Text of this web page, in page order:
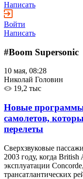
Написать
Войти
Написать
#Boom Supersonic
10 мая, 08:28
Николай Головин
19,2 тыс
Новые программы
самолетов,
перелеты
Сверхзвуковые
2003 году, когда
эксплуатации
трансатлантических